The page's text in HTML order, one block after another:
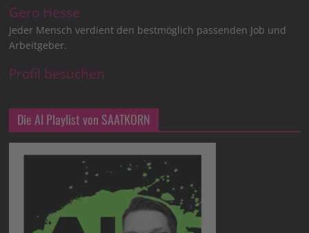
Gero Hesse
Jeder Mensch verdient den bestmöglich passenden Job und
Arbeitgeber.
Profil besuchen
Die AI Playlist von SAATKORN